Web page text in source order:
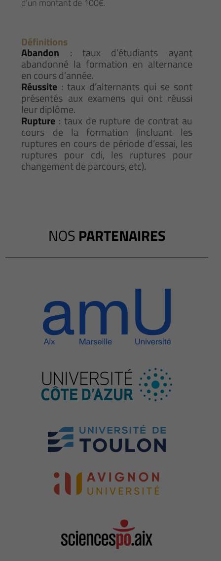
d’un montant de 100€.
Définitions
Abandon : taux d’étudiants ayant
abandonné la formation en alternance
en cours d’année.
Réussite : taux d’alternants qui se sont
présentés aux examens qui ont réussi
leur diplôme.
Rupture : taux de rupture de contrat au
cours de la formation (incluant les
ruptures en cours de période d’essai, les
ruptures pour cdi, les ruptures pour
changement de parcours, etc).
NOS PARTENAIRES